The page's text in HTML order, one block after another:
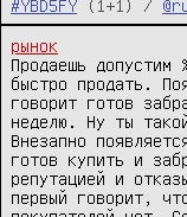
#YBD5FY (1+1) /
рынок
Продаешь допустим
быстро продать.
говорит готов
неделю. Ну ты
Внезапно
готов купить и
репутацией и
первый говорит,